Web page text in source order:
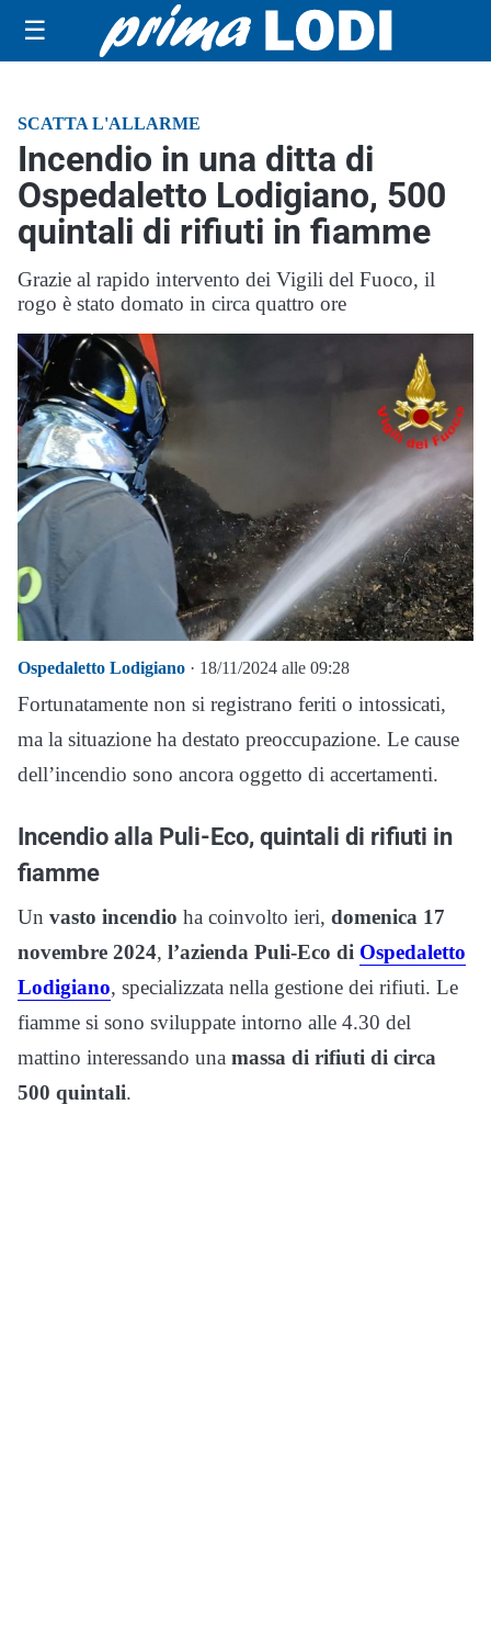
☰
SCATTA L'ALLARME
Incendio in una ditta di
Ospedaletto Lodigiano, 500
quintali di rifiuti in fiamme
Grazie al rapido intervento dei Vigili del Fuoco, il
rogo è stato domato in circa quattro ore
Ospedaletto Lodigiano · 18/11/2024 alle 09:28
Fortunatamente non si registrano feriti o intossicati,
ma la situazione ha destato preoccupazione. Le cause
dell’incendio sono ancora oggetto di accertamenti.
Incendio alla Puli-Eco, quintali di rifiuti in
fiamme
Un vasto incendio ha coinvolto ieri, domenica 17
novembre 2024, l’azienda Puli-Eco di Ospedaletto
Lodigiano, specializzata nella gestione dei rifiuti. Le
fiamme si sono sviluppate intorno alle 4.30 del
mattino interessando una massa di rifiuti di circa
500 quintali.